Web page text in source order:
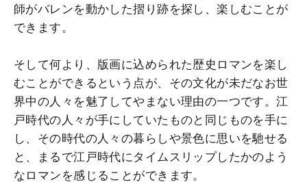
師がバレンを動かした摺り跡を探し、楽しむことが
できます。
そして何より、版画に込められた歴史ロマンを楽し
むことができるという点が、その文化が未だなお世
界中の人々を魅了してやまない理由の一つです。江
戸時代の人々が手にしていたものと同じものを手に
し、その時代の人々の暮らしや景色に思いを馳せる
と、まるで江戸時代にタイムスリップしたかのよう
なロマンを感じることができます。